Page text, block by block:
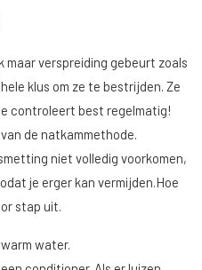
maar verspreiding gebeurt zoals
klus om ze te bestrijden. Ze
controleert best regelmatig!
de natkammethode.
niet volledig voorkomen,
je erger kan vermijden.Hoe
stap uit.
water.